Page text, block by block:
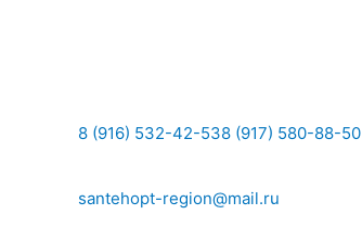
8 (916) 532-42-538 (917) 580-88-50
santehopt-region@mail.ru